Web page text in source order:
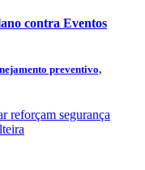
contra Eventos
preventivo,